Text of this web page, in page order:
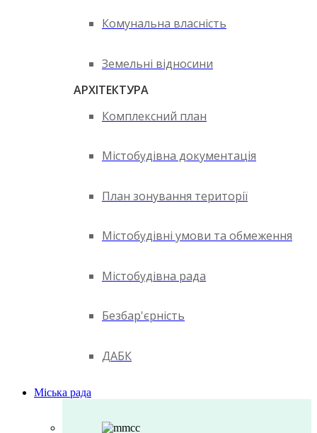
Комунальна власність
Земельні відносини
АРХІТЕКТУРА
Комплексний план
Містобудівна документація
План зонування території
Містобудівні умови та обмеження
Містобудівна рада
Безбар'єрність
ДАБК
Міська рада